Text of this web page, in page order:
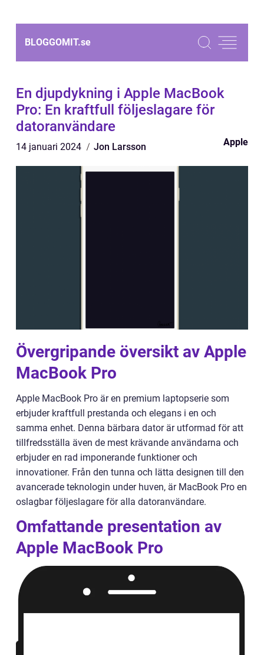
BLOGGOMIT.se
En djupdykning i Apple MacBook
Pro: En kraftfull följeslagare för
datoranvändare
14 januari 2024 Jon Larsson Apple
Övergripande översikt av Apple
MacBook Pro
Apple MacBook Pro är en premium laptopserie som
erbjuder kraftfull prestanda och elegans i en och
samma enhet. Denna bärbara dator är utformad för att
tillfredsställa även de mest krävande användarna och
erbjuder en rad imponerande funktioner och
innovationer. Från den tunna och lätta designen till den
avancerade teknologin under huven, är MacBook Pro en
oslagbar följeslagare för alla datoranvändare.
Omfattande presentation av
Apple MacBook Pro